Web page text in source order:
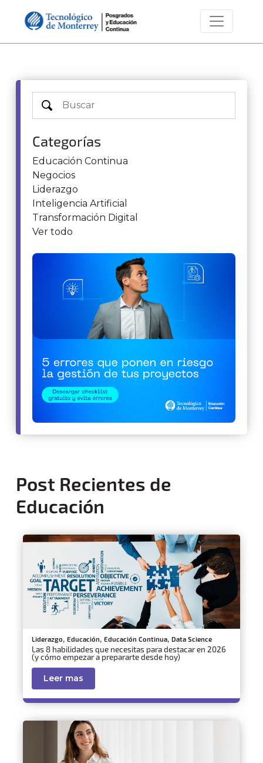
Categorías
Educación Continua
Negocios
Liderazgo
Inteligencia Artificial
Transformación Digital
Ver todo
Post Recientes de
Educación
Liderazgo, Educación, Educación Continua, Data Science
Las 8 habilidades que necesitas para destacar en 2026
(y cómo empezar a prepararte desde hoy)
Leer mas